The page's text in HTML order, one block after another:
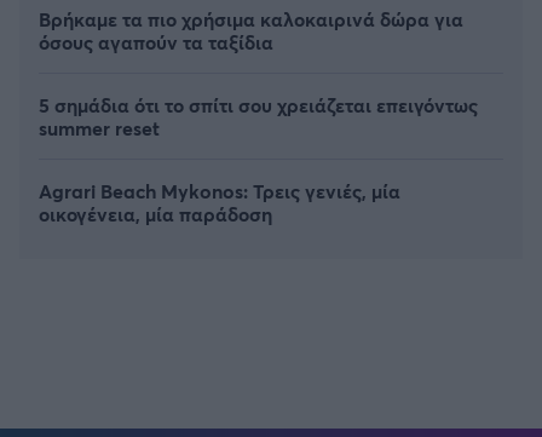
Βρήκαμε τα πιο χρήσιμα καλοκαιρινά δώρα για
όσους αγαπούν τα ταξίδια
5 σημάδια ότι το σπίτι σου χρειάζεται επειγόντως
summer reset
Agrari Beach Mykonos: Τρεις γενιές, μία
οικογένεια, μία παράδοση